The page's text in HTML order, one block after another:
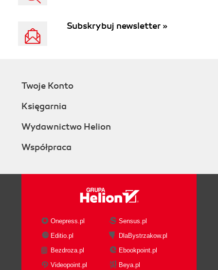
Subskrybuj newsletter »
Twoje Konto
Księgarnia
Wydawnictwo Helion
Współpraca
Onepress.pl
Sensus.pl
Editio.pl
DlaBystrzakow.pl
Bezdroza.pl
Ebookpoint.pl
Videopoint.pl
Beya.pl